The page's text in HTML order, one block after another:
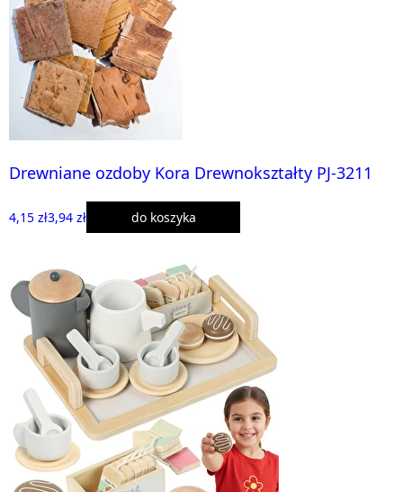
Drewniane ozdoby Kora Drewnokształty PJ-3211
4,15 zł3,94 zł do koszyka